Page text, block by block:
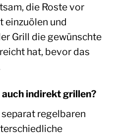
die Roste vor
einzuölen und
Grill die gewünschte
hat, bevor das
indirekt grillen?
regelbaren